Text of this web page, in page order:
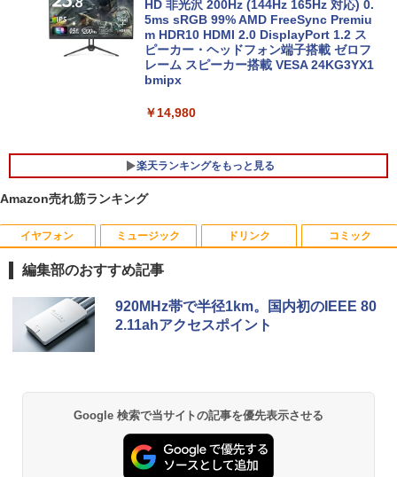
C パソコン テレワーク応援
￥45,980
HD 非光沢 200Hz (144Hz 165Hz 対応) 0.
5ms sRGB 99% AMD FreeSync Premiu
m HDR10 HDMI 2.0 DisplayPort 1.2 ス
ピーカー・ヘッドフォン端子搭載 ゼロフ
レーム スピーカー搭載 VESA 24KG3YX1
bmipx
￥14,980
楽天ランキングをもっと見る
1
魔王城の料理番 〜コワモテ魔族ばかりだ
けど、ホワイトな職場です〜 6巻 【電
子書籍】[ ワイエム系 ]
￥792
￥8,030
Amazon売れ筋ランキング
イヤフォン
Anker Soundcore P42i (Bluetooth 6.1)【完
全ワイヤレスイヤホン/ウルトラノイズキャン
セリング 3.5 / マルチポイント接続 / 最大40時
￥9,990
Anker Soundcore P31i ピンク
ミュージック
BRUCE WAYNE feat. Flo Milli, ATL Jacob
[Explicit]
BRUCE WAYNE feat. Flo Milli, ATL Jacob
￥250
ドリンク
by Amazon 天然水 ラベルレス 500ml ×24本
富士山の天然水 バナジウム含有 水 ミネラル
ウォーター ペットボトル 静岡県産 500ミリリ
ET ラベルレス ×8本
コミック
薬屋のひとりごと 17巻 (デジタル版ビッグガ
ンガンコミックス)
異世界居酒屋「のぶ」(22) (角川コミックス・
￥832
編集部のおすすめ記事
920MHz帯で半径1km。国内初のIEEE 80
2.11ahアクセスポイント
Google 検索で当サイトの記事を優先表示させる